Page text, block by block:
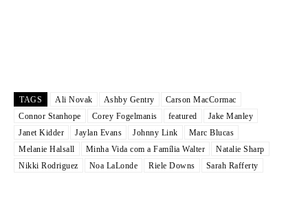
TAGS Ali Novak Ashby Gentry
Carson MacCormac
Connor Stanhope
Corey Fogelmanis featured
Jake Manley
Janet Kidder
Jaylan Evans Johnny Link
Marc Blucas
Melanie Halsall
Minha Vida com a Família Walter
Natalie Sharp
Nikki Rodriguez
Noa LaLonde Riele Downs Sarah Rafferty